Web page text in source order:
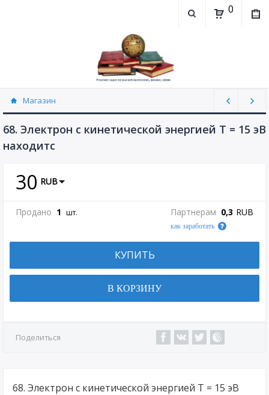
0
Магазин
Физика, химия (рассылаю Doc+PDF) (8689)
68. Электрон с кинетической энергией Т = 15 эВ
находитс
30 RUB
Продано 1 шт. Партнерам 0,3 RUB
как заработать
КУПИТЬ
В КОРЗИНУ
Поделиться
68. Электрон с кинетической энергией Т = 15 эВ